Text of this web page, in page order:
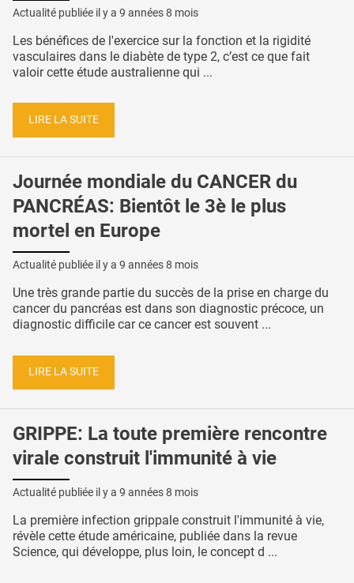
Actualité publiée il y a 9 années 8 mois
Les bénéfices de l'exercice sur la fonction et la rigidité
vasculaires dans le diabète de type 2, c’est ce que fait
valoir cette étude australienne qui ...
LIRE LA SUITE
Journée mondiale du CANCER du
PANCRÉAS: Bientôt le 3è le plus
mortel en Europe
Actualité publiée il y a 9 années 8 mois
Une très grande partie du succès de la prise en charge du
cancer du pancréas est dans son diagnostic précoce, un
diagnostic difficile car ce cancer est souvent ...
LIRE LA SUITE
GRIPPE: La toute première rencontre
virale construit l'immunité à vie
Actualité publiée il y a 9 années 8 mois
La première infection grippale construit l'immunité à vie,
révèle cette étude américaine, publiée dans la revue
Science, qui développe, plus loin, le concept d ...